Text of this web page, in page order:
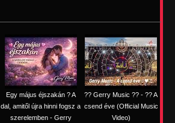
Egy május éjszakán ? A
dal, amitől újra hinni fogsz a
szerelemben - Gerry
?? Gerry Music ?? - ?? A
csend éve (Official Music
Video)